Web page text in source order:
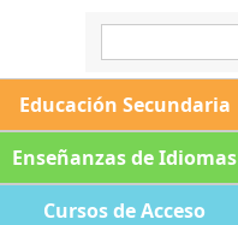
Educación Secundaria
Enseñanzas de Idiomas
Cursos de Acceso